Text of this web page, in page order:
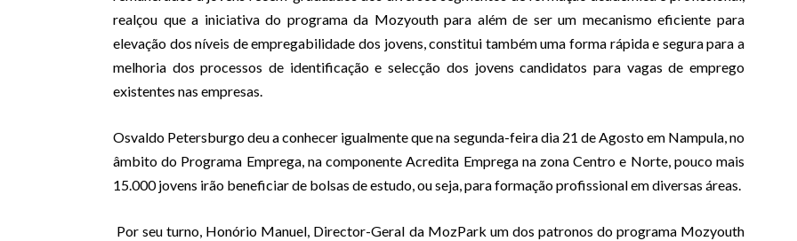
realçou que a iniciativa do programa da Mozyouth para além de ser um mecanismo eficiente para
elevação dos níveis de empregabilidade dos jovens, constitui também uma forma rápida e segura para a
melhoria dos processos de identificação e selecção dos jovens candidatos para vagas de emprego
existentes nas empresas.
Osvaldo Petersburgo deu a conhecer igualmente que na segunda-feira dia 21 de Agosto em Nampula, no
âmbito do Programa Emprega, na componente Acredita Emprega na zona Centro e Norte, pouco mais
15.000 jovens irão beneficiar de bolsas de estudo, ou seja, para formação profissional em diversas áreas.
Por seu turno, Honório Manuel, Director-Geral da MozPark um dos patronos do programa Mozyouth